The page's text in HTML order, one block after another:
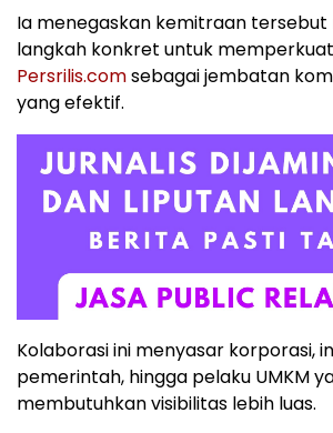
Ia menegaskan kemitraan
langkah konkret untuk
Persrilis.comsebagai jembatan
yang efektif.
Kolaborasi ini menyasar korporasi,
pemerintah, hingga pelaku UMKM
membutuhkan visibilitas lebih luas.